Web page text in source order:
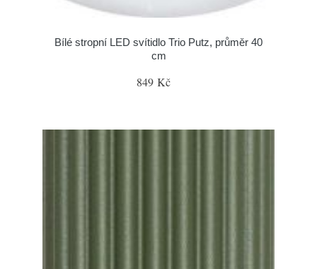
Bílé stropní LED svítidlo Trio Putz, průměr 40
cm
849 Kč